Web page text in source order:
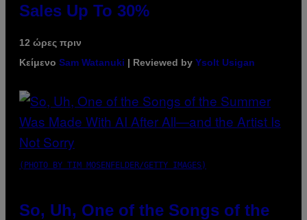
Sales Up To 30%
12 ώρες πριν
Κείμενο Sam Watanuki | Reviewed by Ysolt Usigan
(PHOTO BY TIM MOSENFELDER/GETTY IMAGES)
So, Uh, One of the Songs of the